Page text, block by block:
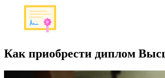
Как приобрести диплом